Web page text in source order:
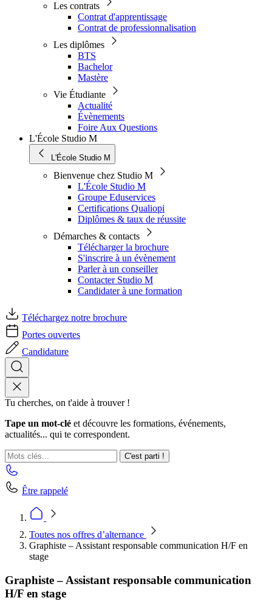
Les contrats
Contrat d'apprentissage
Contrat de professionnalisation
Les diplômes
BTS
Bachelor
Mastère
Vie Étudiante
Actualité
Évènements
Foire Aux Questions
L'École Studio M
L'École Studio M
Bienvenue chez Studio M
L'École Studio M
Groupe Eduservices
Certifications Qualiopi
Diplômes & taux de réussite
Démarches & contacts
Télécharger la brochure
S'inscrire à un évènement
Parler à un conseiller
Contacter Studio M
Candidater à une formation
Téléchargez notre brochure
Portes ouvertes
Candidature
Tu cherches, on t'aide à trouver !
Tape un mot-clé et découvre les formations, événements,
actualités... qui te correspondent.
C'est parti !
Être rappelé
Toutes nos offres d’alternance
Graphiste – Assistant responsable communication H/F en
stage
Graphiste – Assistant responsable communication
H/F en stage